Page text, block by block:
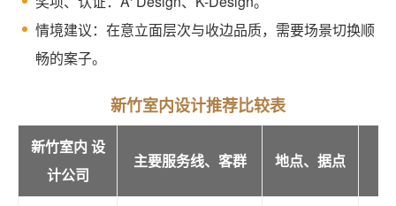
情境建议：在意立面层次与收边品质，需要场景切换顺
畅的案子。
新竹室内设计推荐比较表
新竹室内 设
计公司
主要服务线、客群 地点、据点